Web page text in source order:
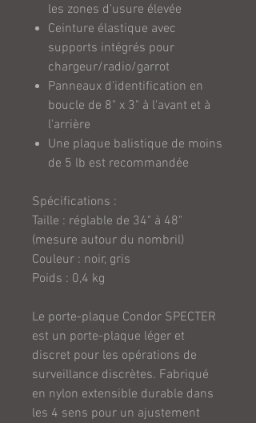
les zones d'usure élevée
Ceinture élastique avec
supports intégrés pour
chargeur/radio/garrot
Panneaux d'identification en
boucle de 8" x 3" à l'avant et à
l'arrière
Une plaque balistique de moins
de 5 lb est recommandée
Spécifications :
Taille : réglable de 34" à 48"
(mesure autour du nombril)
Couleur : noir, gris
Poids : 0,4 kg
Le porte-plaque Condor SPECTER
est un porte-plaque léger et
discret pour les opérations de
surveillance discrètes. Fabriqué
en nylon extensible durable dans
les 4 sens pour un ajustement